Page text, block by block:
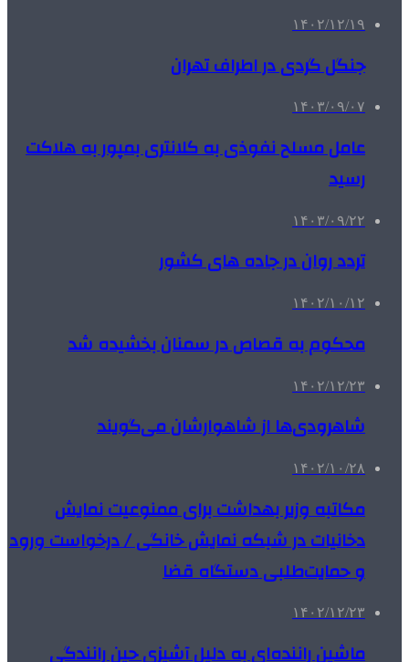
۱۴۰۲/۱۲/۱۹
جنگل گردی در اطراف تهران
۱۴۰۳/۰۹/۰۷
عامل مسلح نفوذی به کلانتری بمپور به هلاکت
رسید
۱۴۰۳/۰۹/۲۲
تردد روان در جاده های کشور
۱۴۰۲/۱۰/۱۲
محکوم به قصاص در سمنان بخشیده شد
۱۴۰۲/۱۲/۲۳
شاهرودی‌ها از شاهوارشان می‌گویند
۱۴۰۲/۱۰/۲۸
مکاتبه وزیر بهداشت برای ممنوعیت نمایش
دخانیات در شبکه نمایش خانگی / درخواست ورود
و حمایت‌طلبی دستگاه قضا
۱۴۰۲/۱۲/۲۳
ماشین راننده‌ای به دلیل آشپزی حین رانندگی